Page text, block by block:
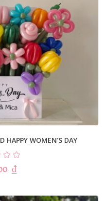
HAPPY WOMEN'S DAY
₫